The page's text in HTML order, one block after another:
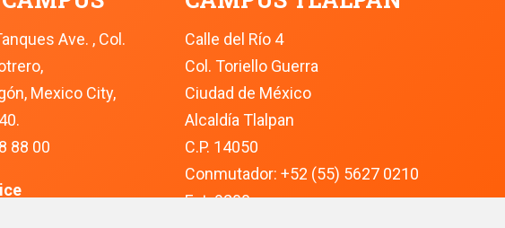
Ave. , Col.
Mexico City,
88 00
Calle del Río 4
Col. Toriello Guerra
Ciudad de México
Alcaldía Tlalpan
C.P. 14050
Conmutador: +52 (55) 5627 0210
Ext. 9200